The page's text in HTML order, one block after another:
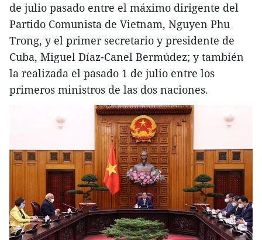
de julio pasado entre el máximo dirigente del
Partido Comunista de Vietnam, Nguyen Phu
Trong, y el primer secretario y presidente de
Cuba, Miguel Díaz-Canel Bermúdez; y también
la realizada el pasado 1 de julio entre los
primeros ministros de las dos naciones.